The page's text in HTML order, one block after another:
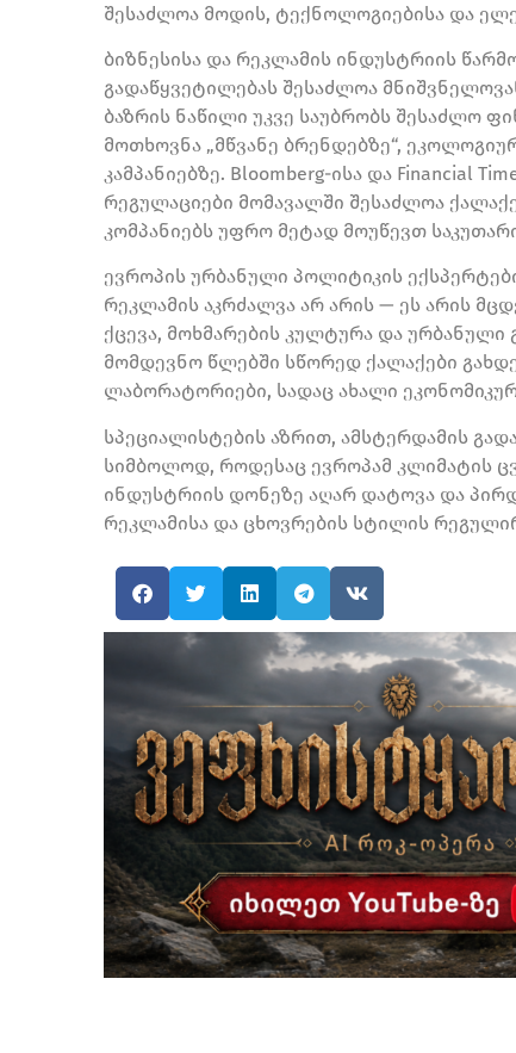
შესაძლოა მოდის, ტექნოლოგიებისა და
ბიზნესისა და რეკლამის ინდუსტრიის
გადაწყვეტილებას შესაძლოა
ბაზრის ნაწილი უკვე საუბრობს შესაძლო
მოთხოვნა „მწვანე ბრენდებზე“,
კამპანიებზე. Bloomberg-ისა და Financial
რეგულაციები მომავალში შესაძლოა
კომპანიებს უფრო მეტად მოუწევთ
ევროპის ურბანული პოლიტიკის
რეკლამის აკრძალვა არ არის — ეს არის
ქცევა, მოხმარების კულტურა და
მომდევნო წლებში სწორედ ქალაქები
ლაბორატორიები, სადაც ახალი
სპეციალისტების აზრით, ამსტერდამის
სიმბოლოდ, როდესაც ევროპამ კლიმატის
ინდუსტრიის დონეზე აღარ დატოვა და
რეკლამისა და ცხოვრების სტილის